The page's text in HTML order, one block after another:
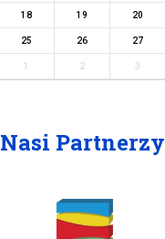
18 19 20
25 26 27
2 3
Nasi Partnerzy